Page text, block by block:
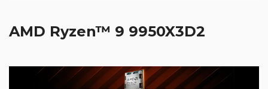
AMD Ryzen™ 9 9950X3D2